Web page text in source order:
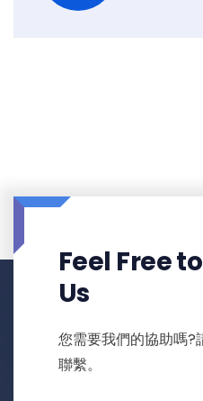
Feel Free
Us
您需要我們的協助嗎?
聯繫。